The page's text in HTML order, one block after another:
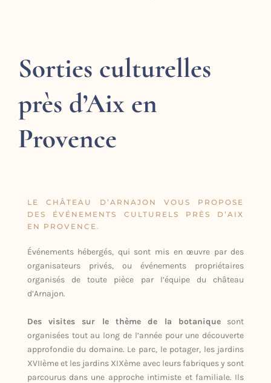
Sorties culturelles
près d’Aix en
Provence
LE CHÂTEAU D’ARNAJON VOUS PROPOSE
DES ÉVÉNEMENTS CULTURELS PRÈS D’AIX
EN PROVENCE.
Événements hébergés, qui sont mis en œuvre par des
organisateurs privés, ou événements propriétaires
organisés de toute pièce par l’équipe du château
d’Arnajon.
Des visites sur le thème de la botaniquesont
organisées tout au long de l’année pour une découverte
approfondie du domaine. Le parc, le potager, les jardins
XVIIème et les jardins XIXème avec leurs fabriques y sont
parcourus dans une approche intimiste et familiale. Ils